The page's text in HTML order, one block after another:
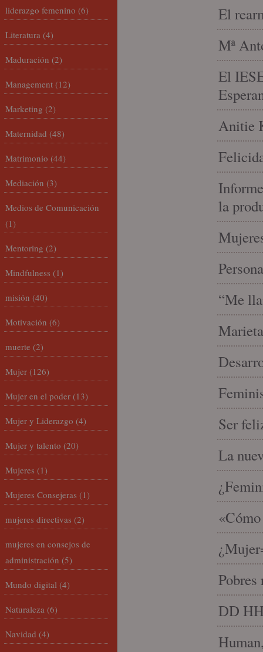
El
Mª
El
Anitie
la
“Me
Ser
La
DD
liderazgo femenino (6)
Literatura (4)
Maduración (2)
Management (12)
Marketing (2)
Maternidad (48)
Matrimonio (44)
Mediación (3)
Medios de Comunicación
(1)
Mentoring (2)
Mindfulness (1)
misión (40)
Motivación (6)
muerte (2)
Mujer (126)
Mujer en el poder (13)
Mujer y Liderazgo (4)
Mujer y talento (20)
Mujeres (1)
Mujeres Consejeras (1)
mujeres directivas (2)
mujeres en consejos de
administración (5)
Mundo digital (4)
Naturaleza (6)
Navidad (4)